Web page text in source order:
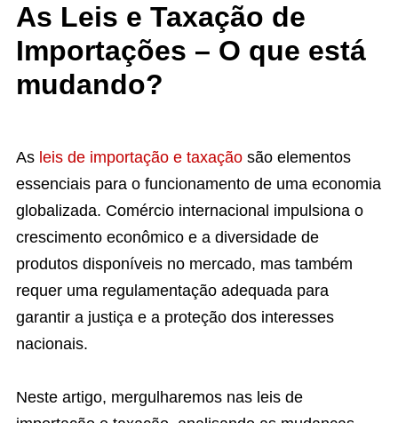
As Leis e Taxação de
Importações – O que está
mudando?
As leis de importação e taxação são elementos
essenciais para o funcionamento de uma economia
globalizada. Comércio internacional impulsiona o
crescimento econômico e a diversidade de
produtos disponíveis no mercado, mas também
requer uma regulamentação adequada para
garantir a justiça e a proteção dos interesses
nacionais.
Neste artigo, mergulharemos nas leis de